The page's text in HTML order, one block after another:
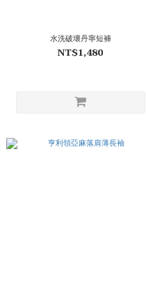
水洗破壞丹寧短褲
NT$1,480